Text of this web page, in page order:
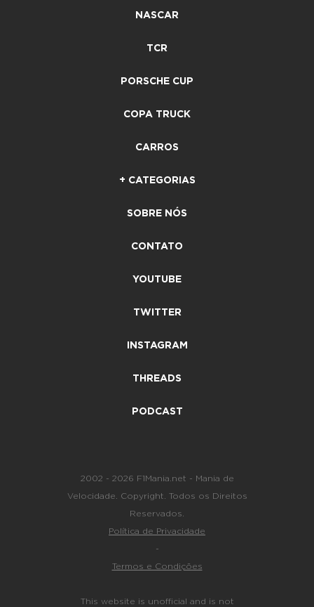
NASCAR
TCR
PORSCHE CUP
COPA TRUCK
CARROS
+ CATEGORIAS
SOBRE NÓS
CONTATO
YOUTUBE
TWITTER
INSTAGRAM
THREADS
PODCAST
2002 - 2026 F1Mania.net - Mania de
Velocidade. Copyright. Todos os Direitos
Reservados.
Política de Privacidade
-
Termos e Condições
This website is unofficial and is not